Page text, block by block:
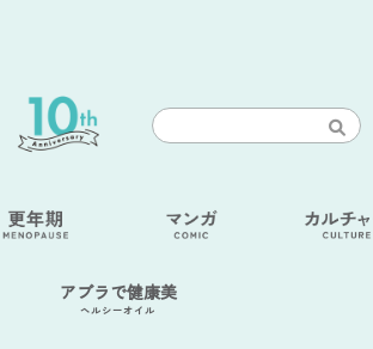
アブラで健康美
ヘルシーオイル